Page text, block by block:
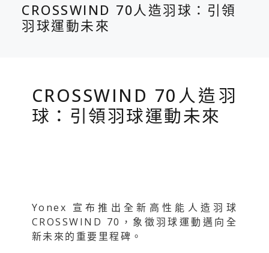
CROSSWIND 70人造羽球：引領
羽球運動未來
CROSSWIND 70人造羽
球：引領羽球運動未來
Yonex 宣布推出全新高性能人造羽球
CROSSWIND 70，象徵羽球運動邁向全
新未來的重要里程碑。